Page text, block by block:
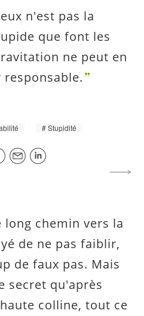
n'est pas la
que font les
ne peut en
Stupidité
long chemin vers la
de ne pas faiblir,
de faux pas. Mais
secret qu'après
colline, tout ce